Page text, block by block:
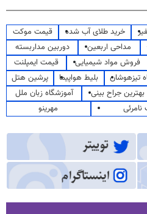
خرید طلای آب شده
قیمت موکت
مداحی اربعین
دوربین مداربسته
فروش مواد شیمیایی
قیمت ایمپلنت
تیزهوشان بلیط هواپیما
پرشین هتل
بهترین جراح بینی
آموزشگاه زبان ملل
مهرینو